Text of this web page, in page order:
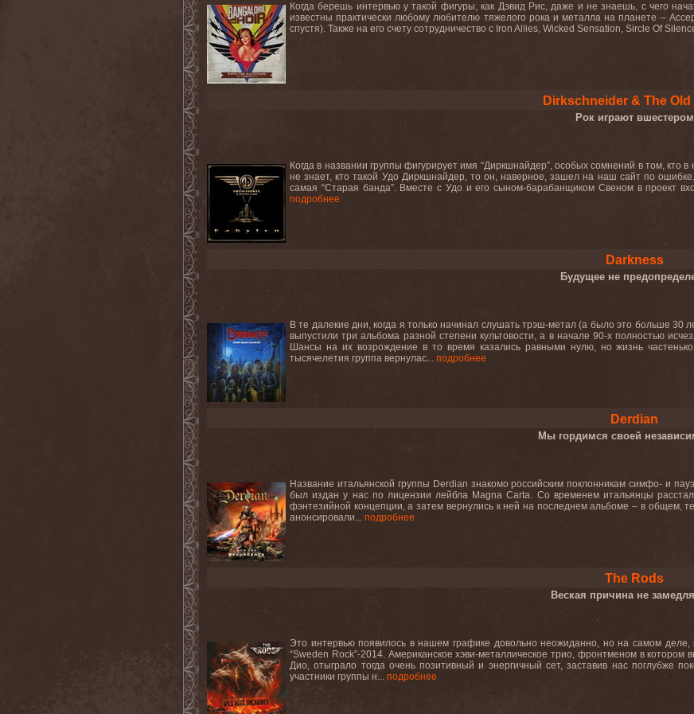
Когда берешь интервью у такой фигуры, как Дэвид Рис, даже и не знаешь, с чего
известны практически любому любителю тяжелого рока и металла на планете –
спустя). Также на его счету сотрудничество с Iron Allies, Wicked Sensation, Sircle Of
Dirkschneider & The Old
Рок играют вшестером
Когда в названии группы фигурирует имя “Диркшнайдер”, особых сомнений в том, кто
не знает, кто такой Удо Диркшнайдер, то он, наверное, зашел на наш сайт по
самая “Старая банда”. Вместе с Удо и его сыном-барабанщиком Свеном в проект
подробнее
Darkness
Будущее не
В те далекие дни, когда я только начинал слушать трэш-метал (а было это больше
выпустили три альбома разной степени культовости, а в начале 90-х полностью
Шансы на их возрождение в то время казались равными нулю, но жизнь
тысячелетия группа вернулас... подробнее
Derdian
Мы гордимся своей
Название итальянской группы Derdian знакомо российским поклонникам симфо- и
был издан у нас по лицензии лейбла Magna Carta. Со временем итальянцы
фэнтезийной концепции, а затем вернулись к ней на последнем альбоме – в общем,
анонсировали... подробнее
The Rods
Веская причина не
Это интервью появилось в нашем графике довольно неожиданно, но на самом
“Sweden Rock”-2014. Американское хэви-металлическое трио, фронтменом в
Дио, отыграло тогда очень позитивный и энергичный сет, заставив нас поглубже
участники группы н... подробнее